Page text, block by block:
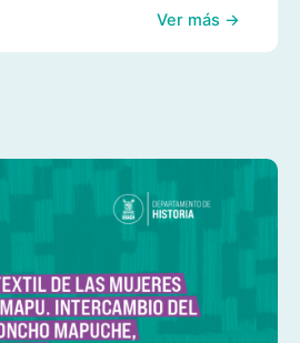
Ver más →